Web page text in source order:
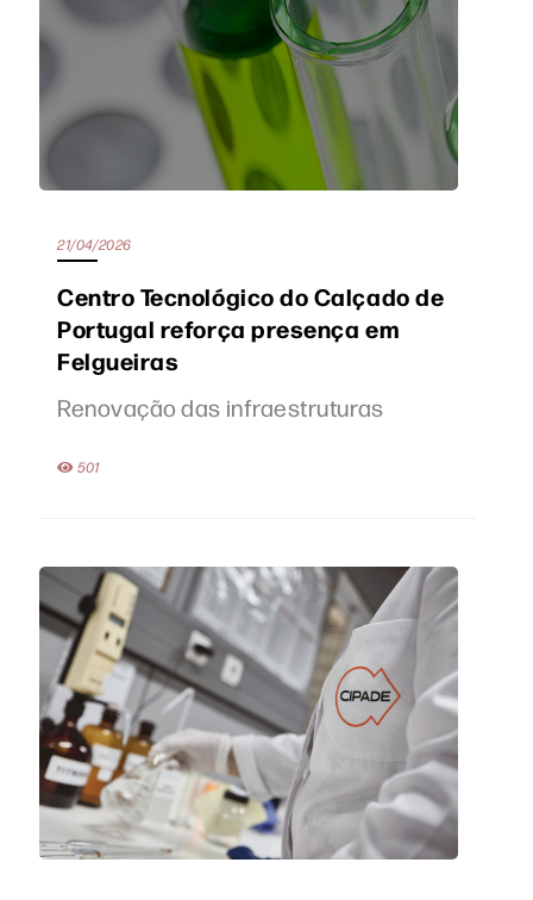
21/04/2026
Centro Tecnológico do Calçado de
Portugal reforça presença em
Felgueiras
Renovação das infraestruturas
501